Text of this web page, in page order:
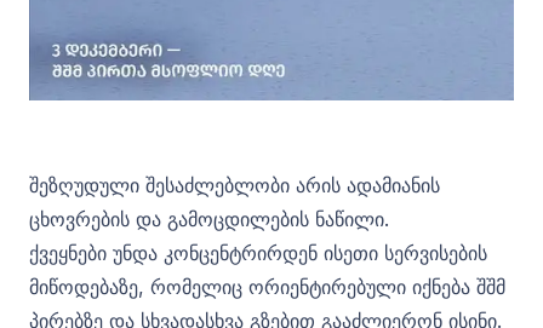
შეზღუდული შესაძლებლობი არის ადამიანის
ცხოვრების და გამოცდილების ნაწილი.
ქვეყნები უნდა კონცენტრირდენ ისეთი სერვისების
მიწოდებაზე, რომელიც ორიენტირებული იქნება შშმ
პირებზე და სხვადასხვა გზებით გააძლიერონ ისინი.